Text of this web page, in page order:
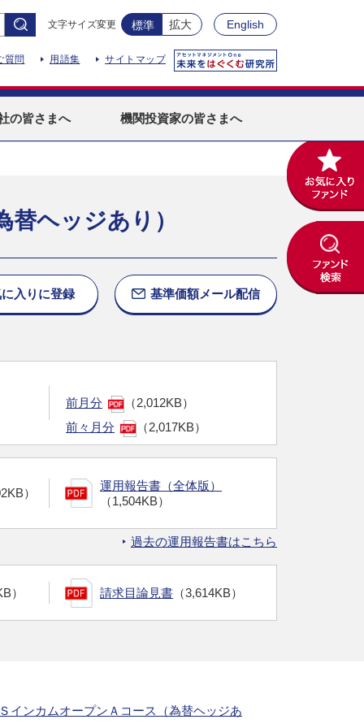
文字サイズ変更 標準 拡大 English
質問 用語集 サイトマップ
の皆さまへ 機関投資家の皆さまへ
ヘッジあり）
入りに登録 基準価額メール配信
前月分
（2,012KB）
前々月分
（2,017KB）
）
運用報告書（全体版）
（1,504KB）
過去の運用報告書はこちら
） 請求目論見書 （3,614KB）
インカムオープンＡコース（為替ヘッジあ